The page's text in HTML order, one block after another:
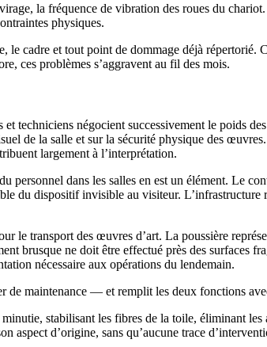
la fréquence de vibration des roues du
physiques.
cadre et tout point de dommage déjà répertorié.
ces problèmes s’aggravent au fil des mois.
techniciens négocient successivement le poids
de la salle et sur la sécurité physique des
largement à l’interprétation.
dans les salles en est un élément. Le
du dispositif invisible au visiteur.
le transport des œuvres d’art. La poussière
brusque ne doit être effectué près des surfaces
nécessaire aux opérations du lendemain.
de maintenance — et remplit les deux fonctions
stabilisant les fibres de la toile, éliminant les
d’origine, sans qu’aucune trace